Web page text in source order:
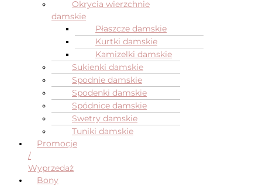
Okrycia wierzchnie
damskie
Płaszcze damskie
Kurtki damskie
Kamizelki damskie
Sukienki damskie
Spodnie damskie
Spodenki damskie
Spódnice damskie
Swetry damskie
Tuniki damskie
Promocje
/
Wyprzedaż
Bony